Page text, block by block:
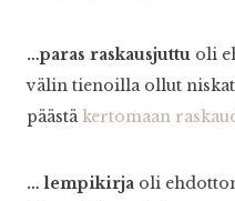
…paras raskausjuttu oli
välin tienoilla ollut
päästä kertomaan
… lempikirja oli